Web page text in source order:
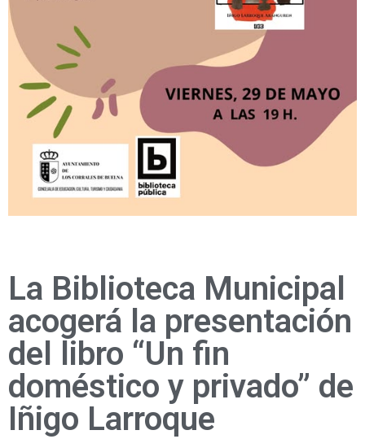
La Biblioteca Municipal
acogerá la presentación
del libro “Un fin
doméstico y privado” de
Iñigo Larroque